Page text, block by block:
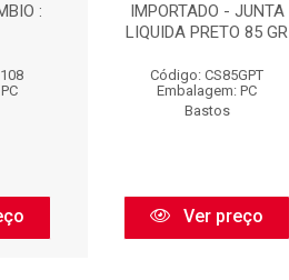
:
IMPORTADO - JUNTA
LIQUIDA PRETO 85 GR
Código: CS85GPT
Embalagem: PC
Bastos
Ver preço